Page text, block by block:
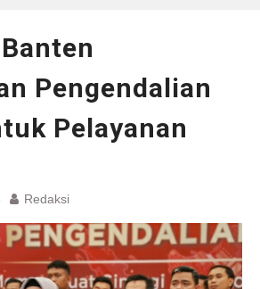
Pengendalian
Pelayanan
Redaksi